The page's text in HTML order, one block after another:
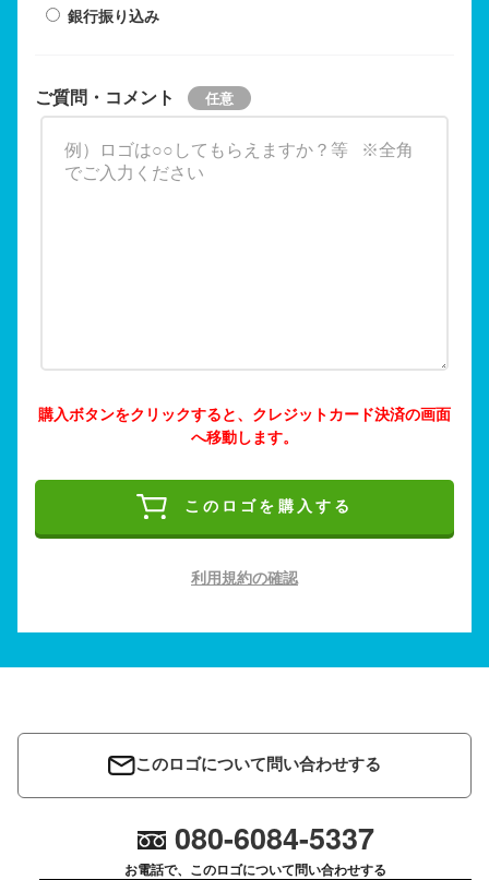
銀行振り込み
ご質問・コメント
購入ボタンをクリックすると、クレジットカード決済の画面
へ移動します。
このロゴを購入する
利用規約の確認
このロゴについて問い合わせする
080-6084-5337
お電話で、このロゴについて問い合わせする